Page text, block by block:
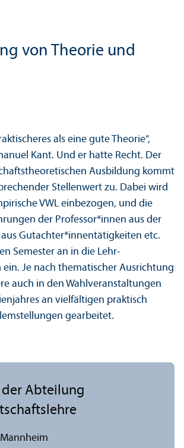
von Theorie und
als eine gute Theorie“,
Kant. Und er hatte Recht. Der
Ausbildung kommt
Stellenwert zu. Dabei wird
VWL einbezogen, und die
der Professor*innen aus der
Gutachter*innen­tätigkeiten etc.
Semester an in die Lehr­
Je nach thematischer Ausrichtung
auch in den Wahl­veranstaltungen
an vielfältigen praktisch
gearbeitet.
der Abteilung